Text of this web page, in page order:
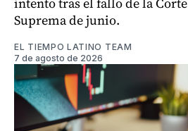
Suprema de junio.
EL TIEMPO LATINO TEAM
7 de agosto de 2026